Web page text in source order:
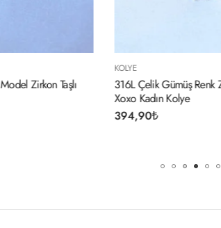
316L Çelik Gümüş Renk Zirkon Taşlı Gold Detay